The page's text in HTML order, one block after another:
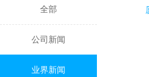
全部
公司新闻
业界新闻